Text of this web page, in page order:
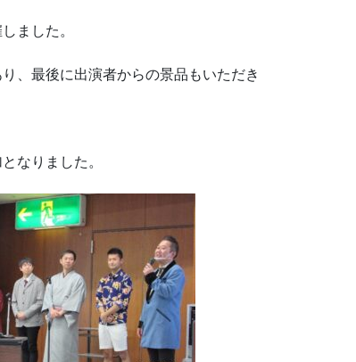
ました。
最後に出演者からの景品もいただき
りました。